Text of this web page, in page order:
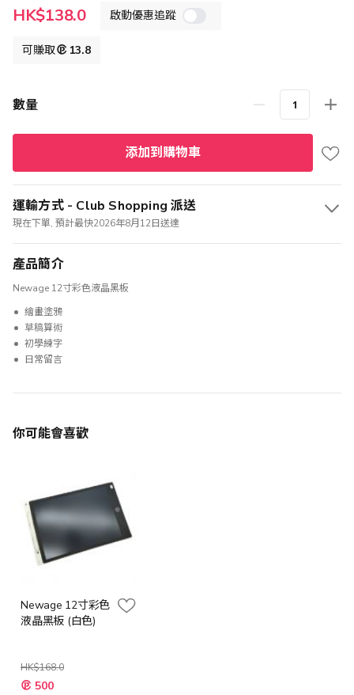
特
殊
HK$138.0 啟動優惠追蹤
可賺取 13.8
數量
添加到購物車
運輸方式 - Club Shopping 派送
現在下單, 預計最快2026年8月12日送達
產品簡介
Newage 12寸彩色液晶黑板
繪畫塗鴉
草稿算術
初學練字
日常留言
你可能會喜歡
Newage 12寸彩色
液晶黑板 (白色)
HK$168.0
特 500